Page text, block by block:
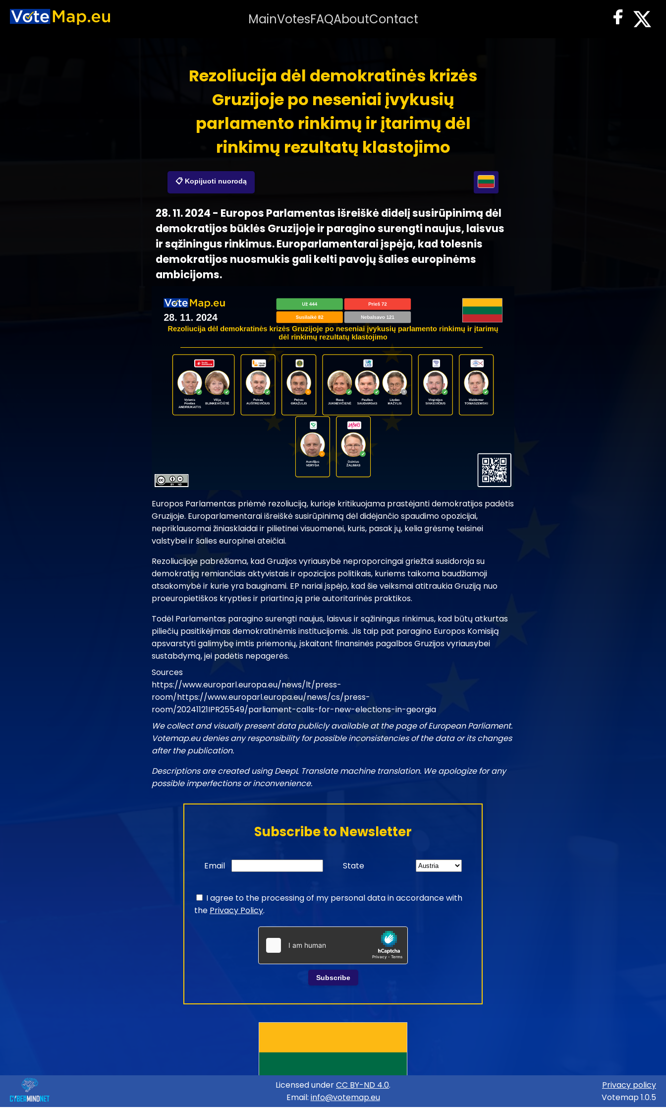
MainVotesFAQAboutContact
Rezoliucija dėl demokratinės krizės
Gruzijoje po neseniai įvykusių
parlamento rinkimų ir įtarimų dėl
rinkimų rezultatų klastojimo
📋 Kopijuoti nuorodą
28. 11. 2024 - Europos Parlamentas išreiškė didelį susirūpinimą dėl
demokratijos būklės Gruzijoje ir paragino surengti naujus, laisvus
ir sąžiningus rinkimus. Europarlamentarai įspėja, kad tolesnis
demokratijos nuosmukis gali kelti pavojų šalies europinėms
ambicijoms.
Europos Parlamentas priėmė rezoliuciją, kurioje kritikuojama prastėjanti demokratijos padėtis
Gruzijoje. Europarlamentarai išreiškė susirūpinimą dėl didėjančio spaudimo opozicijai,
nepriklausomai žiniasklaidai ir pilietinei visuomenei, kuris, pasak jų, kelia grėsmę teisinei
valstybei ir šalies europinei ateičiai.
Rezoliucijoje pabrėžiama, kad Gruzijos vyriausybė neproporcingai griežtai susidoroja su
demokratiją remiančiais aktyvistais ir opozicijos politikais, kuriems taikoma baudžiamoji
atsakomybė ir kurie yra bauginami. EP nariai įspėjo, kad šie veiksmai atitraukia Gruziją nuo
proeuropietiškos krypties ir priartina ją prie autoritarinės praktikos.
Todėl Parlamentas paragino surengti naujus, laisvus ir sąžiningus rinkimus, kad būtų atkurtas
piliečių pasitikėjimas demokratinėmis institucijomis. Jis taip pat paragino Europos Komisiją
apsvarstyti galimybę imtis priemonių, įskaitant finansinės pagalbos Gruzijos vyriausybei
sustabdymą, jei padėtis nepagerės.
Sources
https://www.europarl.europa.eu/news/lt/press-
room/https://www.europarl.europa.eu/news/cs/press-
room/20241121IPR25549/parliament-calls-for-new-elections-in-georgia
We collect and visually present data publicly available at the page of European Parliament.
Votemap.eu denies any responsibility for possible inconsistencies of the data or its changes
after the publication.
Descriptions are created using DeepL Translate machine translation. We apologize for any
possible imperfections or inconvenience.
Subscribe to Newsletter
Email State
I agree to the processing of my personal data in accordance with
the Privacy Policy.
Subscribe
Licensed underCC BY-ND 4.0.
Email: info@votemap.eu
Privacy policy
Votemap 1.0.5